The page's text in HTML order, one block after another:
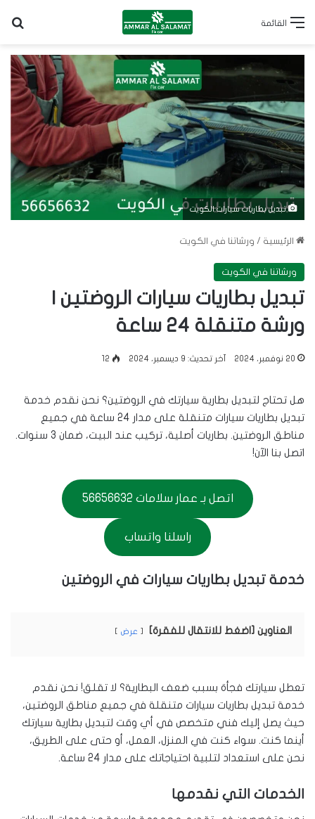
القائمة
تبديل بطاريات سيارات الكويت
الرئيسية / ورشاتنا في الكويت
ورشاتنا في الكويت
تبديل بطاريات سيارات الروضتين |
ورشة متنقلة 24 ساعة
20 نوفمبر، 2024 آخر تحديث: 9 ديسمبر، 2024 12
هل تحتاج لتبديل بطارية سيارتك في الروضتين؟ نحن نقدم خدمة
تبديل بطاريات سيارات متنقلة على مدار 24 ساعة في جميع
مناطق الروضتين. بطاريات أصلية، تركيب عند البيت، ضمان 3 سنوات.
اتصل بنا الآن!
اتصل بـ عمار سلامات 56656632
راسلنا واتساب
خدمة تبديل بطاريات سيارات في الروضتين
العناوين [اضغط للانتقال للفقرة] عرض
تعطل سيارتك فجأة بسبب ضعف البطارية؟ لا تقلق! نحن نقدم
خدمة تبديل بطاريات سيارات متنقلة في جميع مناطق الروضتين،
حيث يصل إليك فني متخصص في أي وقت لتبديل بطارية سيارتك
أينما كنت. سواء كنت في المنزل، العمل، أو حتى على الطريق،
نحن على استعداد لتلبية احتياجاتك على مدار 24 ساعة.
الخدمات التي نقدمها